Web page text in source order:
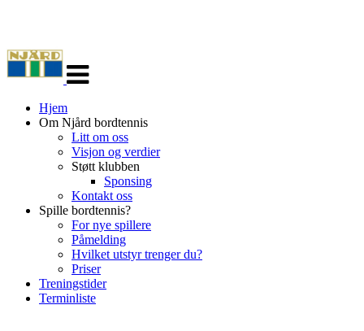
navigasjon
Hjem
Om Njård bordtennis
Litt om oss
Visjon og verdier
Støtt klubben
Sponsing
Kontakt oss
Spille bordtennis?
For nye spillere
Påmelding
Hvilket utstyr trenger du?
Priser
Treningstider
Terminliste